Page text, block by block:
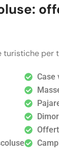
per
Case